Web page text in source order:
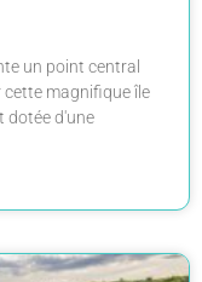
un point central
magnifique île
dotée d'une